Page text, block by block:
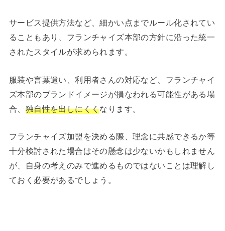
サービス提供方法など、細かい点までルール化されてい
ることもあり、フランチャイズ本部の方針に沿った統一
されたスタイルが求められます。
服装や言葉遣い、利用者さんの対応など、フランチャイ
ズ本部のブランドイメージが損なわれる可能性がある場
合、 独自性を出しにくくなります。
フランチャイズ加盟を決める際、理念に共感できるか等
十分検討された場合はその懸念は少ないかもしれません
が、自身の考えのみで進めるものではないことは理解し
ておく必要があるでしょう。